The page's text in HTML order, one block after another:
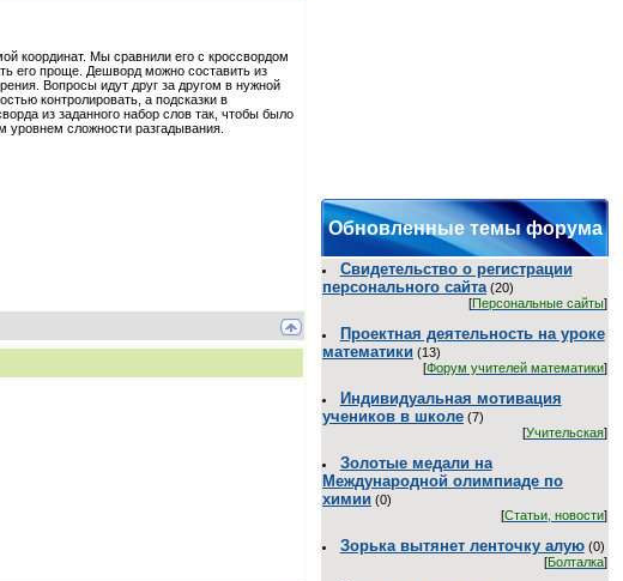
координат. Мы сравнили его с кроссвордом
его проще. Дешворд можно составить из
Вопросы идут друг за другом в нужной
контролировать, а подсказки в
из заданного набор слов так, чтобы было
сложности разгадывания.
Обновленные темы форума
Свидетельство о регистрации
персонального сайта (20)
[Персональные сайты]
Проектная деятельность на уроке
математики (13)
[Форум учителей математики]
Индивидуальная мотивация
учеников в школе (7)
[Учительская]
Золотые медали на
Международной олимпиаде по
химии (0)
[Статьи, новости]
Зорька вытянет ленточку алую (0)
[Болталка]